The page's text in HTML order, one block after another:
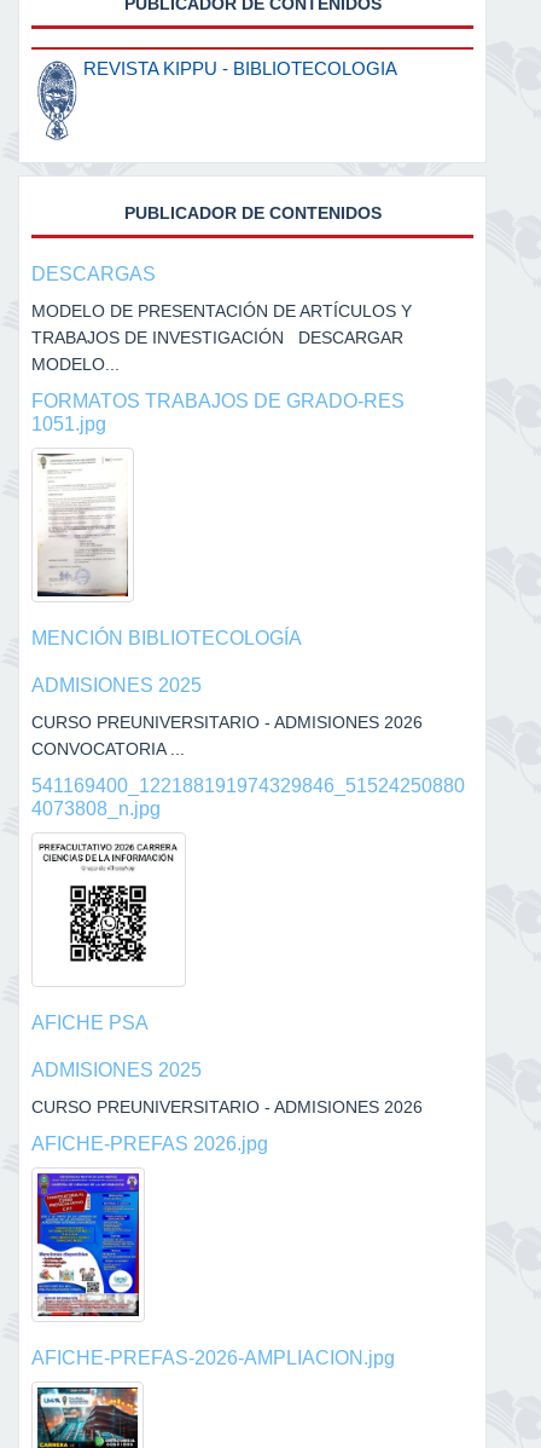
PUBLICADOR DE CONTENIDOS
REVISTA KIPPU - BIBLIOTECOLOGIA
PUBLICADOR DE CONTENIDOS
DESCARGAS
MODELO DE PRESENTACIÓN DE ARTÍCULOS Y
TRABAJOS DE INVESTIGACIÓN DESCARGAR
MODELO...
FORMATOS TRABAJOS DE GRADO-RES
1051.jpg
MENCIÓN BIBLIOTECOLOGÍA
ADMISIONES 2025
CURSO PREUNIVERSITARIO - ADMISIONES 2026
CONVOCATORIA ...
541169400_122188191974329846_51524250880
4073808_n.jpg
AFICHE PSA
ADMISIONES 2025
CURSO PREUNIVERSITARIO - ADMISIONES 2026
AFICHE-PREFAS 2026.jpg
AFICHE-PREFAS-2026-AMPLIACION.jpg